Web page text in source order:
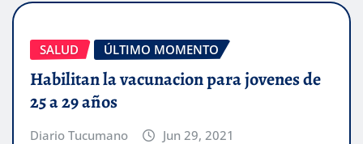
SALUD ÚLTIMO MOMENTO
Habilitan la vacunacion para jovenes de
25 a 29 años
Diario Tucumano Jun 29, 2021